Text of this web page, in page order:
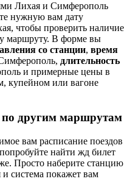
Лихая и Симферополь
нужную вам дату
чтобы проверить наличие
маршруту. В форме вы
со станции, время
длительность
и примерные цены в
купейном или вагоне
другим маршрутам
вам расписание поездов
найти жд билет
Просто наберите станцию
система покажет вам